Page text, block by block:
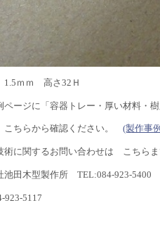
ｍｍ 高さ32Ｈ
ページに「容器トレー・厚い材料・
ちらから確認ください。 (製作事
術に関するお問い合わせは こちら
池田木型製作所 TEL:084-923-5400
923-5117